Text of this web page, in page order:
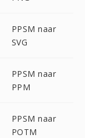
PPSM naar
SVG
PPSM naar
PPM
PPSM naar
POTM